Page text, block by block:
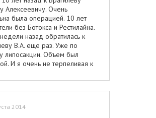
Алексеевичу. Очень
была операцией. 10 лет
без Ботокса и Рестилайна.
назад обратилась к
В.А. еще раз. Уже по
липосакции. Объем был
И я очень не терпеливая к
прошу прощения.
отличный. Нервничала
Александра позвонила
2014